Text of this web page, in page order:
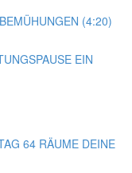
(4:20)
EIN
64 RÄUME DEINE